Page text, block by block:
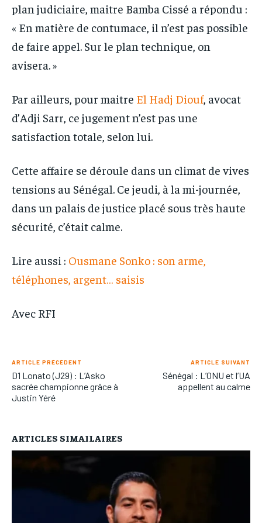
plan judiciaire, maitre Bamba Cissé a répondu :
« En matière de contumace, il n’est pas possible
de faire appel. Sur le plan technique, on
avisera. »
Par ailleurs, pour maitre El Hadj Diouf, avocat
d’Adji Sarr, ce jugement n’est pas une
satisfaction totale, selon lui.
Cette affaire se déroule dans un climat de vives
tensions au Sénégal. Ce jeudi, à la mi-journée,
dans un palais de justice placé sous très haute
sécurité, c’était calme.
Lire aussi : Ousmane Sonko : son arme,
téléphones, argent… saisis
Avec RFI
ARTICLE PRÉCÉDENT
D1 Lonato (J29) : L’Asko
sacrée championne grâce à
Justin Yéré
ARTICLE SUIVANT
Sénégal : L’ONU et l’UA
appellent au calme
ARTICLES SIMAILAIRES